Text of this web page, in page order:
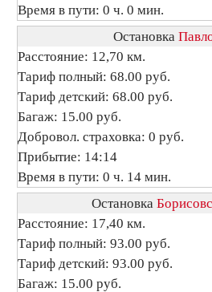
Время в пути: 0 ч. 0 мин.
Остановка
Расстояние: 12,70 км.
Тариф полный: 68.00 руб.
Тариф детский: 68.00 руб.
Багаж: 15.00 руб.
Добровол. страховка: 0 руб.
Прибытие: 14:14
Время в пути: 0 ч. 14 мин.
Остановка
Расстояние: 17,40 км.
Тариф полный: 93.00 руб.
Тариф детский: 93.00 руб.
Багаж: 15.00 руб.